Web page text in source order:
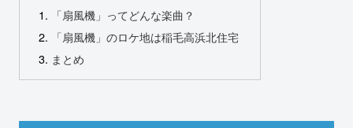
「扇風機」ってどんな楽曲？
「扇風機」のロケ地は稲毛高浜北住宅
まとめ